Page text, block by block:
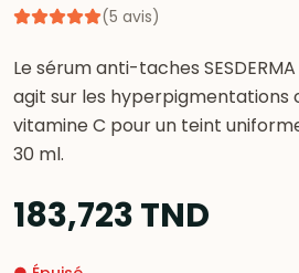
(5 avis)
Le sérum anti-taches SESDERMA
agit sur les hyperpigmentations
vitamine C pour un teint
30 ml.
183,723TND